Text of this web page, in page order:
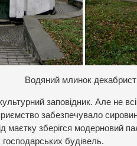
Водяний млинок
культурний заповідник. Але не
забезпечувало
зберігся модерновий
господарських будівель.